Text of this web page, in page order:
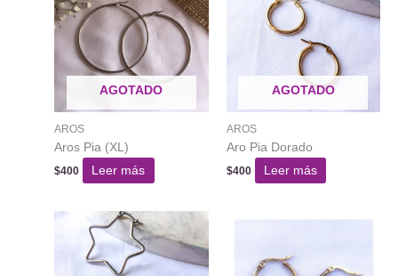
AGOTADO
AROS
Aros Pia (XL)
$400 Leer más
AGOTADO
AROS
Aro Pia Dorado
$400 Leer más